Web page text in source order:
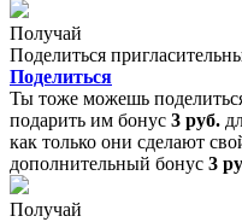
Получай
Поделиться
Поделиться
Ты тоже можешь
подарить им бонус 3 руб.
как только они сделают
дополнительный бонус 3
Получай